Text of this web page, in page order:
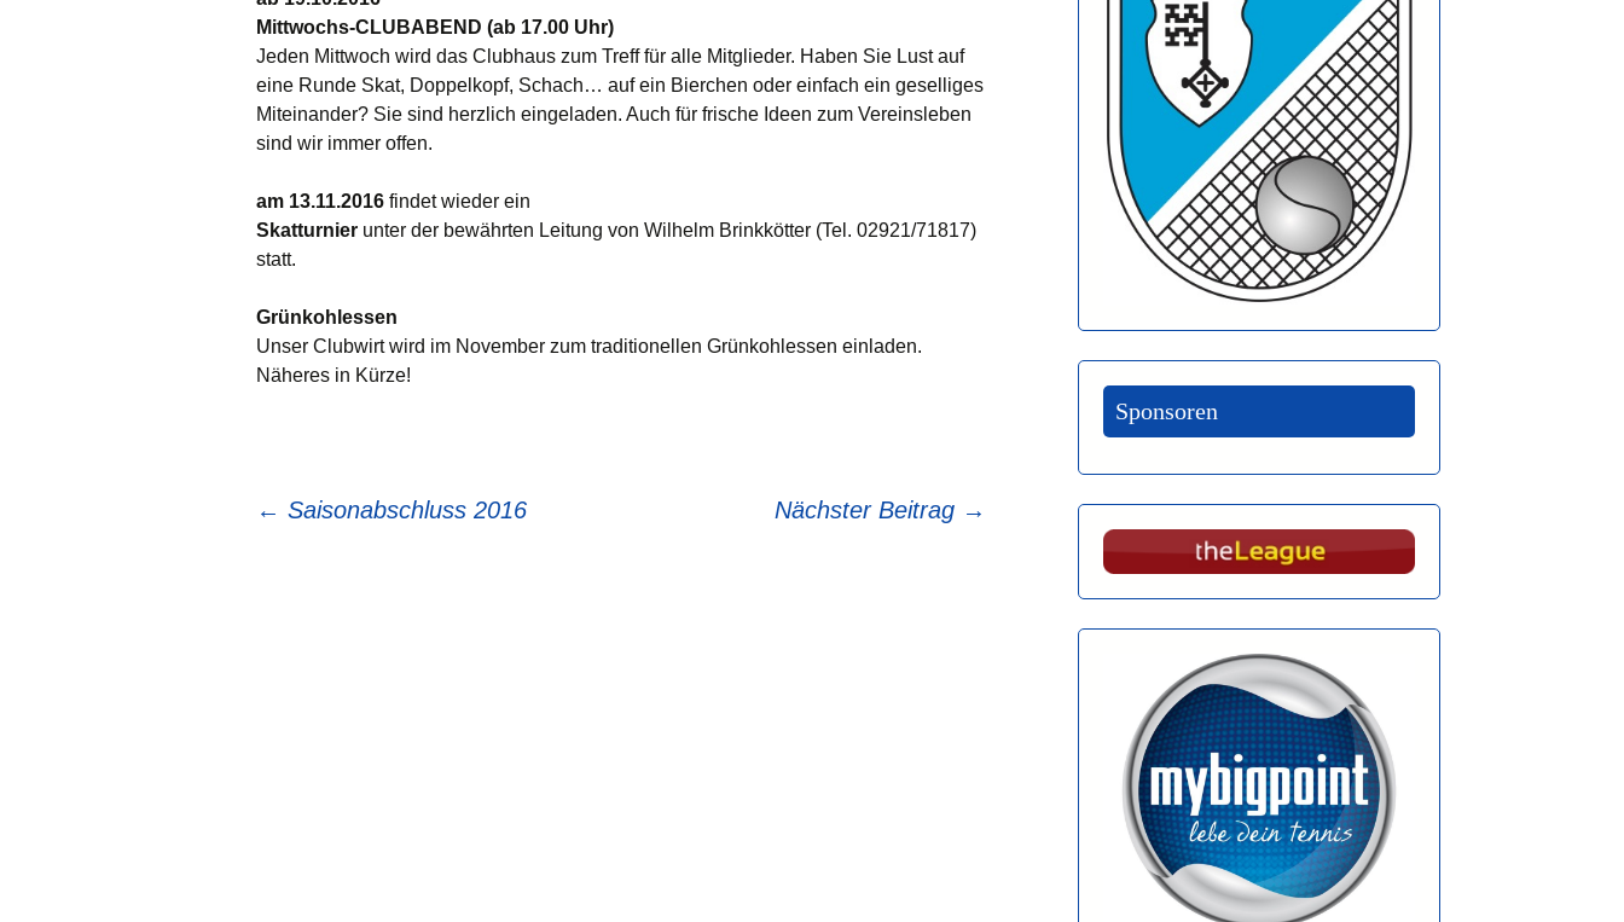
Vorstand
Mitgliedschaft
Jahreshefte
Mittwochs-CLUBABEND (ab 17.00 Uhr)
Jeden Mittwoch wird das Clubhaus zum Treff für alle Mitglieder. Haben Sie Lust auf
eine Runde Skat, Doppelkopf, Schach… auf ein Bierchen oder einfach ein geselliges
Miteinander? Sie sind herzlich eingeladen. Auch für frische Ideen zum Vereinsleben
sind wir immer offen.
am 13.11.2016 findet wieder ein
Skatturnier unter der bewährten Leitung von Wilhelm Brinkkötter (Tel. 02921/71817)
statt.
Grünkohlessen
Unser Clubwirt wird im November zum traditionellen Grünkohlessen einladen.
Näheres in Kürze!
Beitragsnavigation
← Saisonabschluss 2016 Nächster Beitrag →
Sponsoren